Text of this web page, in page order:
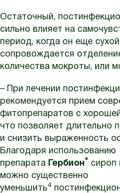
Остаточный,
сильно влияет на
период, когда он еще
сопровождается
количества мокроты, или
– При лечении
рекомендуется прием
фитопрепаратов с
что позволяет длительно
и снизить выраженность
Благодаря использованию
препарата
Гербион® сироп
можно существенно
уменьшить4